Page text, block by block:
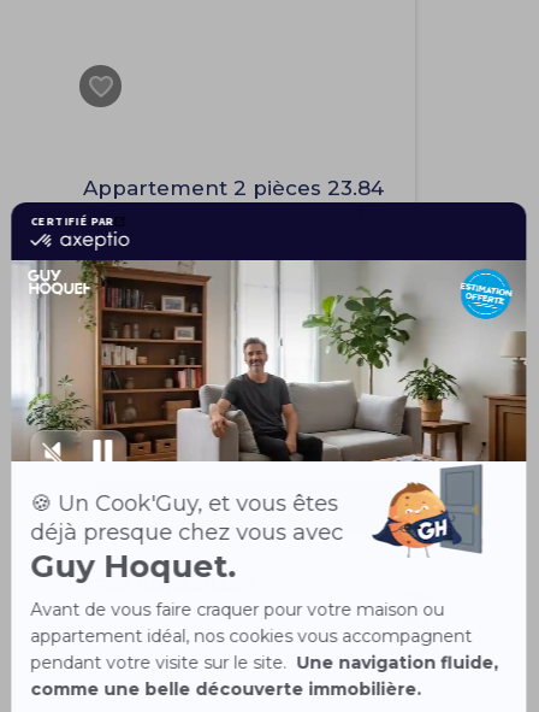
Appartement 2 pièces 23.84
m²
SAINTE-MAXIME 83120
149 500 €
Guy Hoquet SAINTE MAXIME
20 Rue Félix Martin
83120 Sainte-Maxime
04 94 97 93 38
NOS HONORAIRES
Votre conseiller
Didier LIGNIER, conseiller Guy Hoquet est à
votre disposition